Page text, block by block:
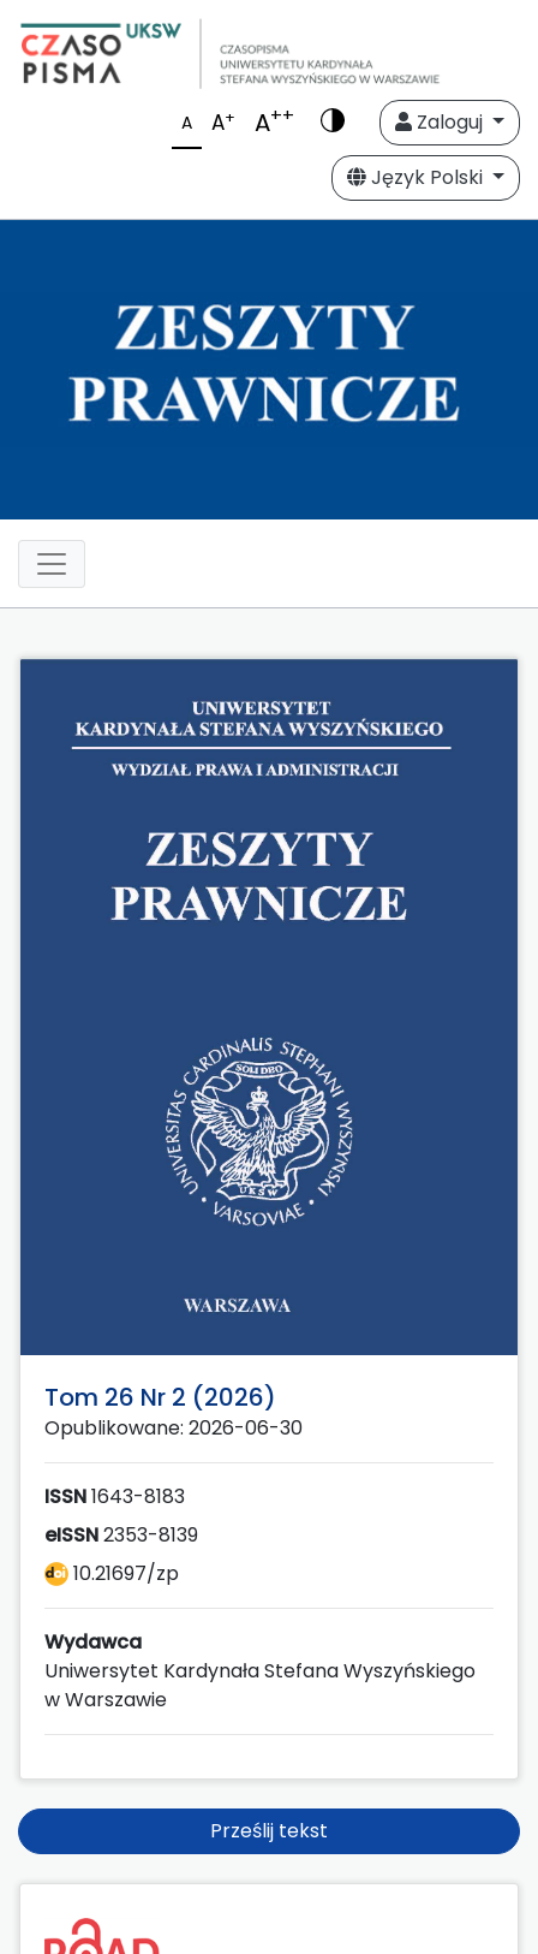
A A+ A++
Zaloguj
Język Polski
Tom 26 Nr 2 (2026)
Opublikowane: 2026-06-30
ISSN1643-8183
eISSN2353-8139
10.21697/zp
Wydawca
Uniwersytet Kardynała Stefana Wyszyńskiego
w Warszawie
Prześlij tekst